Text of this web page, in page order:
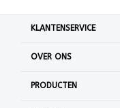
KLANTENSERVICE
OVER ONS
PRODUCTEN